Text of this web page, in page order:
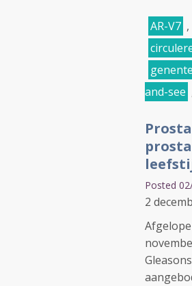
AR-V7 ,
and-see
Posted
2